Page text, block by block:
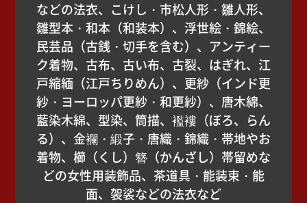
などの法衣、こけし・市松人形・雛人形、
雛型本・和本（和装本）、浮世絵・錦絵、
民芸品（古銭・切手を含む）、アンティー
ク着物、古布、古い布、古裂、はぎれ、江
戸縮緬（江戸ちりめん）、更紗（インド更
紗・ヨーロッパ更紗・和更紗）、唐木綿、
藍染木綿、型染、筒描、襤褸（ぼろ、らん
る）、金襴・緞子・唐織・錦織・帯地やお
着物、櫛（くし）簪（かんざし）帯留めな
どの女性用装飾品、茶道具・能装束・能
面、袈裟などの法衣など